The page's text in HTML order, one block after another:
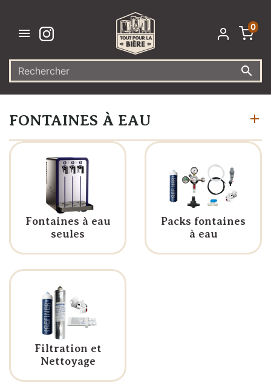


0
FONTAINES À EAU
Fontaines à eau
seules
Packs fontaines
à eau
Filtration et
Nettoyage